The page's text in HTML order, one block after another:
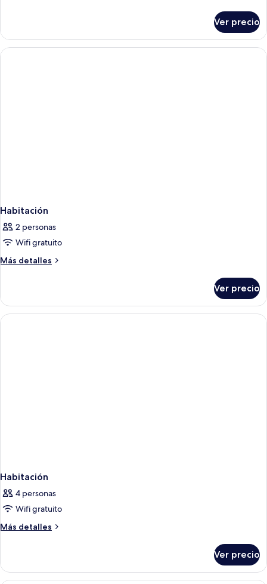
King
size
(Interior)
1
cama
King
Ver precio
Habitación
2 personas
Wifi gratuito
Más detalles
Más
Ver precio
Habitación
4 personas
Wifi gratuito
Más detalles
Más
Ver precio